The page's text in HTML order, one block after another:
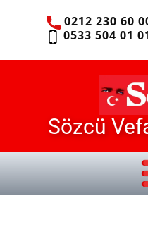
0212 230 60
0533 504 01
Sözcü